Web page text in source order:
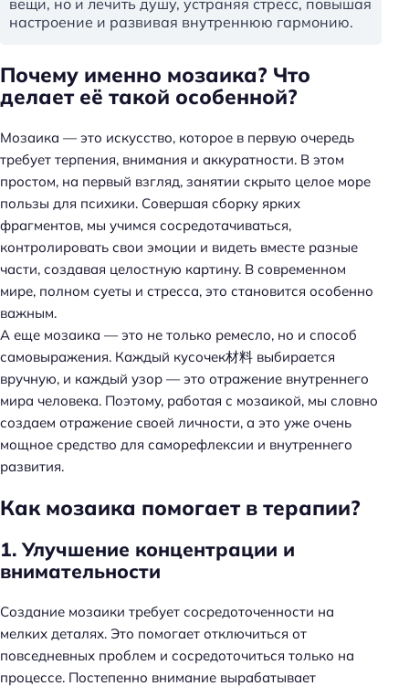
вещи, но и лечить душу, устраняя стресс, повышая
настроение и развивая внутреннюю гармонию.
Почему именно мозаика? Что
делает её такой особенной?
Мозаика — это искусство, которое в первую очередь
требует терпения, внимания и аккуратности. В этом
простом, на первый взгляд, занятии скрыто целое море
пользы для психики. Совершая сборку ярких
фрагментов, мы учимся сосредотачиваться,
контролировать свои эмоции и видеть вместе разные
части, создавая целостную картину. В современном
мире, полном суеты и стресса, это становится особенно
важным.
А еще мозаика — это не только ремесло, но и способ
самовыражения. Каждый кусочек材料 выбирается
вручную, и каждый узор — это отражение внутреннего
мира человека. Поэтому, работая с мозаикой, мы словно
создаем отражение своей личности, а это уже очень
мощное средство для саморефлексии и внутреннего
развития.
Как мозаика помогает в терапии?
1. Улучшение концентрации и
внимательности
Создание мозаики требует сосредоточенности на
мелких деталях. Это помогает отключиться от
повседневных проблем и сосредоточиться только на
процессе. Постепенно внимание вырабатывает